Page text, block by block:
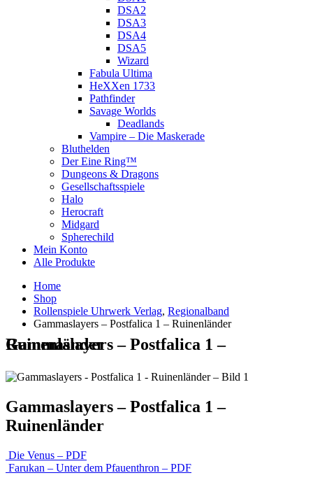
DSA2
DSA3
DSA4
DSA5
Wizard
Fabula Ultima
HeXXen 1733
Pathfinder
Savage Worlds
Deadlands
Vampire – Die Maskerade
Bluthelden
Der Eine Ring™
Dungeons & Dragons
Gesellschaftsspiele
Halo
Herocraft
Midgard
Spherechild
Mein Konto
Alle Produkte
Home
Shop
Rollenspiele Uhrwerk Verlag, Regionalband
Gammaslayers – Postfalica 1 – Ruinenländer
Gammaslayers – Postfalica 1 – Ruinenländer
Gammaslayers – Postfalica 1 –
Ruinenländer
Die Venus – PDF
Farukan – Unter dem Pfauenthron – PDF